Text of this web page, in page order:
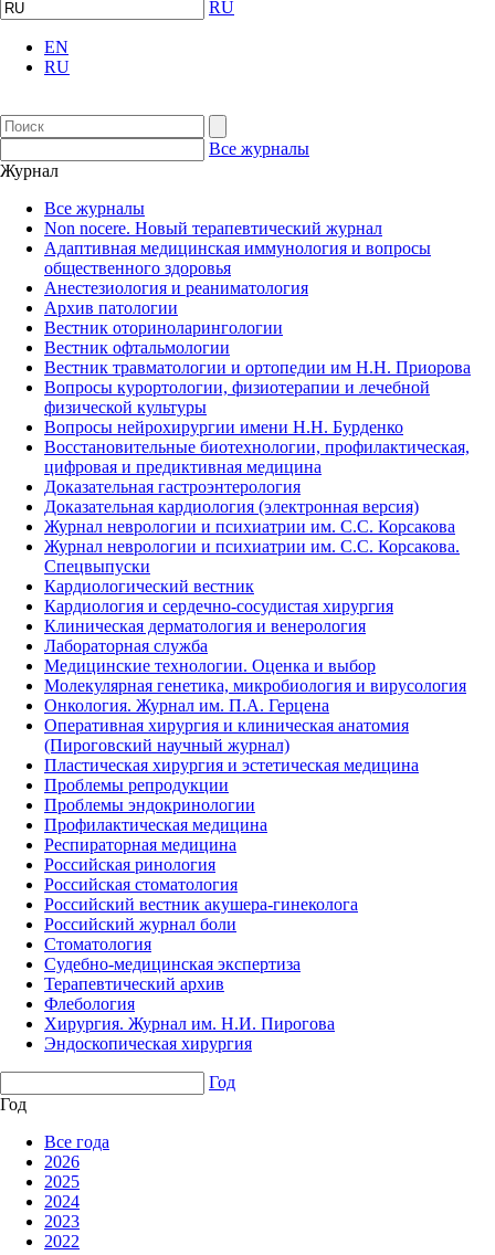
RU
EN
RU
Все журналы
Журнал
Все журналы
Non nocere. Новый терапевтический журнал
Адаптивная медицинская иммунология и вопросы
общественного здоровья
Анестезиология и реаниматология
Архив патологии
Вестник оториноларингологии
Вестник офтальмологии
Вестник травматологии и ортопедии им Н.Н. Приорова
Вопросы курортологии, физиотерапии и лечебной
физической культуры
Вопросы нейрохирургии имени Н.Н. Бурденко
Восстановительные биотехнологии, профилактическая,
цифровая и предиктивная медицина
Доказательная гастроэнтерология
Доказательная кардиология (электронная версия)
Журнал неврологии и психиатрии им. С.С. Корсакова
Журнал неврологии и психиатрии им. С.С. Корсакова.
Спецвыпуски
Кардиологический вестник
Кардиология и сердечно-сосудистая хирургия
Клиническая дерматология и венерология
Лабораторная служба
Медицинские технологии. Оценка и выбор
Молекулярная генетика, микробиология и вирусология
Онкология. Журнал им. П.А. Герцена
Оперативная хирургия и клиническая анатомия
(Пироговский научный журнал)
Пластическая хирургия и эстетическая медицина
Проблемы репродукции
Проблемы эндокринологии
Профилактическая медицина
Респираторная медицина
Российская ринология
Российская стоматология
Российский вестник акушера-гинеколога
Российский журнал боли
Стоматология
Судебно-медицинская экспертиза
Терапевтический архив
Флебология
Хирургия. Журнал им. Н.И. Пирогова
Эндоскопическая хирургия
Год
Год
Все года
2026
2025
2024
2023
2022